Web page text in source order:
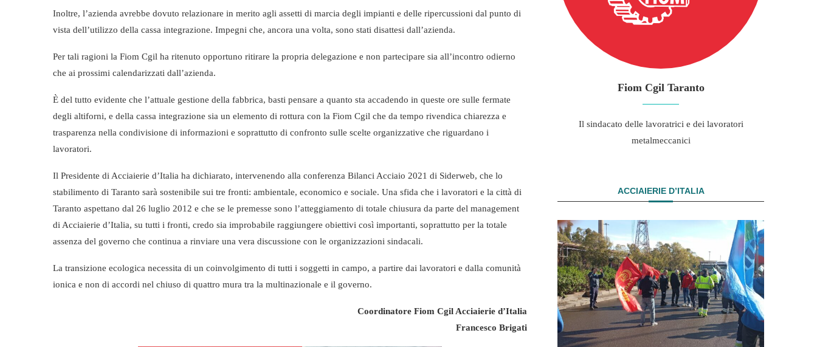
Inoltre, l’azienda avrebbe dovuto relazionare in merito agli assetti di marcia degli impianti e delle ripercussioni dal punto di
vista dell’utilizzo della cassa integrazione. Impegni che, ancora una volta, sono stati disattesi dall’azienda.
Per tali ragioni la Fiom Cgil ha ritenuto opportuno ritirare la propria delegazione e non partecipare sia all’incontro odierno
che ai prossimi calendarizzati dall’azienda.
È del tutto evidente che l’attuale gestione della fabbrica, basti pensare a quanto sta accadendo in queste ore sulle fermate
degli altiforni, e della cassa integrazione sia un elemento di rottura con la Fiom Cgil che da tempo rivendica chiarezza e
trasparenza nella condivisione di informazioni e soprattutto di confronto sulle scelte organizzative che riguardano i
lavoratori.
Il Presidente di Acciaierie d’Italia ha dichiarato, intervenendo alla conferenza Bilanci Acciaio 2021 di Siderweb, che lo
stabilimento di Taranto sarà sostenibile sui tre fronti: ambientale, economico e sociale. Una sfida che i lavoratori e la città di
Taranto aspettano dal 26 luglio 2012 e che se le premesse sono l’atteggiamento di totale chiusura da parte del management
di Acciaierie d’Italia, su tutti i fronti, credo sia improbabile raggiungere obiettivi così importanti, soprattutto per la totale
assenza del governo che continua a rinviare una vera discussione con le organizzazioni sindacali.
La transizione ecologica necessita di un coinvolgimento di tutti i soggetti in campo, a partire dai lavoratori e dalla comunità
ionica e non di accordi nel chiuso di quattro mura tra la multinazionale e il governo.
Coordinatore Fiom Cgil Acciaierie d’Italia
Francesco Brigati
Fiom Cgil Taranto
Il sindacato delle lavoratrici e dei lavoratori
metalmeccanici
ACCIAIERIE D’ITALIA